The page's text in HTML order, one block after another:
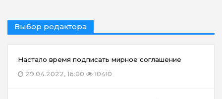
Выбор редактора
Настало время подписать мирное соглашение
29.04.2022, 16:00
10410